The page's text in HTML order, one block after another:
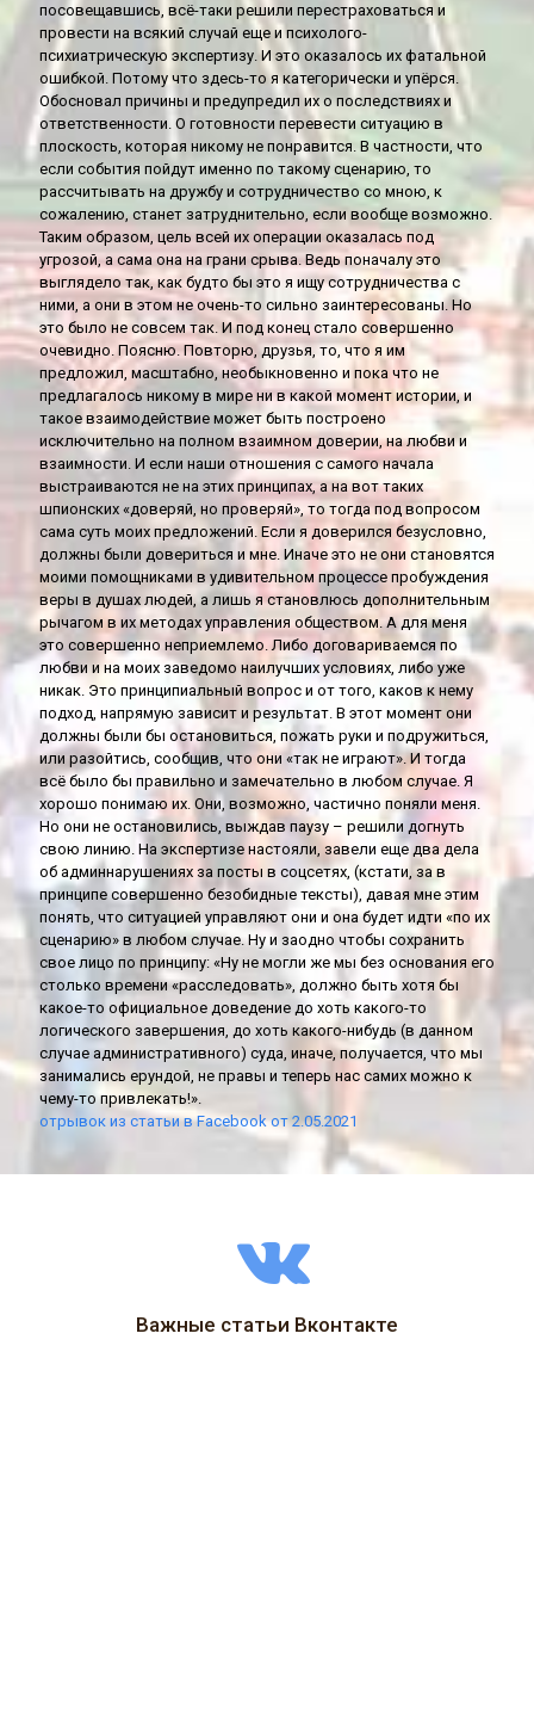
посовещавшись, всё-таки решили перестраховаться и
провести на всякий случай еще и психолого-
психиатрическую экспертизу. И это оказалось их фатальной
ошибкой. Потому что здесь-то я категорически и упёрся.
Обосновал причины и предупредил их о последствиях и
ответственности. О готовности перевести ситуацию в
плоскость, которая никому не понравится. В частности, что
если события пойдут именно по такому сценарию, то
рассчитывать на дружбу и сотрудничество со мною, к
сожалению, станет затруднительно, если вообще возможно.
Таким образом, цель всей их операции оказалась под
угрозой, а сама она на грани срыва. Ведь поначалу это
выглядело так, как будто бы это я ищу сотрудничества с
ними, а они в этом не очень-то сильно заинтересованы. Но
это было не совсем так. И под конец стало совершенно
очевидно. Поясню. Повторю, друзья, то, что я им
предложил, масштабно, необыкновенно и пока что не
предлагалось никому в мире ни в какой момент истории, и
такое взаимодействие может быть построено
исключительно на полном взаимном доверии, на любви и
взаимности. И если наши отношения с самого начала
выстраиваются не на этих принципах, а на вот таких
шпионских «доверяй, но проверяй», то тогда под вопросом
сама суть моих предложений. Если я доверился безусловно,
должны были довериться и мне. Иначе это не они становятся
моими помощниками в удивительном процессе пробуждения
веры в душах людей, а лишь я становлюсь дополнительным
рычагом в их методах управления обществом. А для меня
это совершенно неприемлемо. Либо договариваемся по
любви и на моих заведомо наилучших условиях, либо уже
никак. Это принципиальный вопрос и от того, каков к нему
подход, напрямую зависит и результат. В этот момент они
должны были бы остановиться, пожать руки и подружиться,
или разойтись, сообщив, что они «так не играют». И тогда
всё было бы правильно и замечательно в любом случае. Я
хорошо понимаю их. Они, возможно, частично поняли меня.
Но они не остановились, выждав паузу – решили догнуть
свою линию. На экспертизе настояли, завели еще два дела
об админнарушениях за посты в соцсетях, (кстати, за в
принципе совершенно безобидные тексты), давая мне этим
понять, что ситуацией управляют они и она будет идти «по их
сценарию» в любом случае. Ну и заодно чтобы сохранить
свое лицо по принципу: «Ну не могли же мы без основания его
столько времени «расследовать», должно быть хотя бы
какое-то официальное доведение до хоть какого-то
логического завершения, до хоть какого-нибудь (в данном
случае административного) суда, иначе, получается, что мы
занимались ерундой, не правы и теперь нас самих можно к
чему-то привлекать!».
отрывок из статьи в Facebook от 2.05.2021
Важные статьи Вконтакте